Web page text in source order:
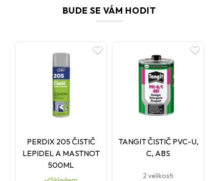
BUDE SE VÁM HODIT
PERDIX 205 ČISTIČ
LEPIDEL A MASTNOT
500ML
TANGIT ČISTIČ PVC-U,
C, ABS
2 velikosti